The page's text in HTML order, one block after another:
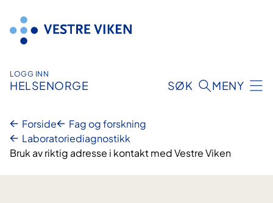
innhold
LOGG INN
HELSENORGE SØK MENY
Forside
Fag og forskning
Laboratoriediagnostikk
Bruk av riktig adresse i kontakt med Vestre Viken